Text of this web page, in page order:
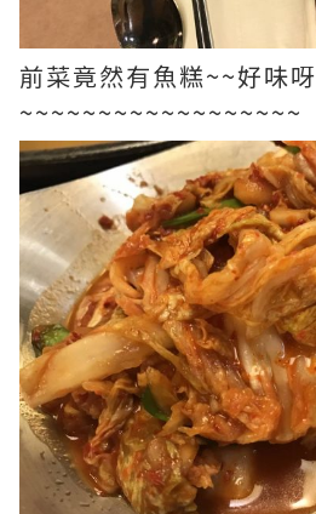
前菜竟然有魚糕~~好味呀
~~~~~~~~~~~~~~~~~~